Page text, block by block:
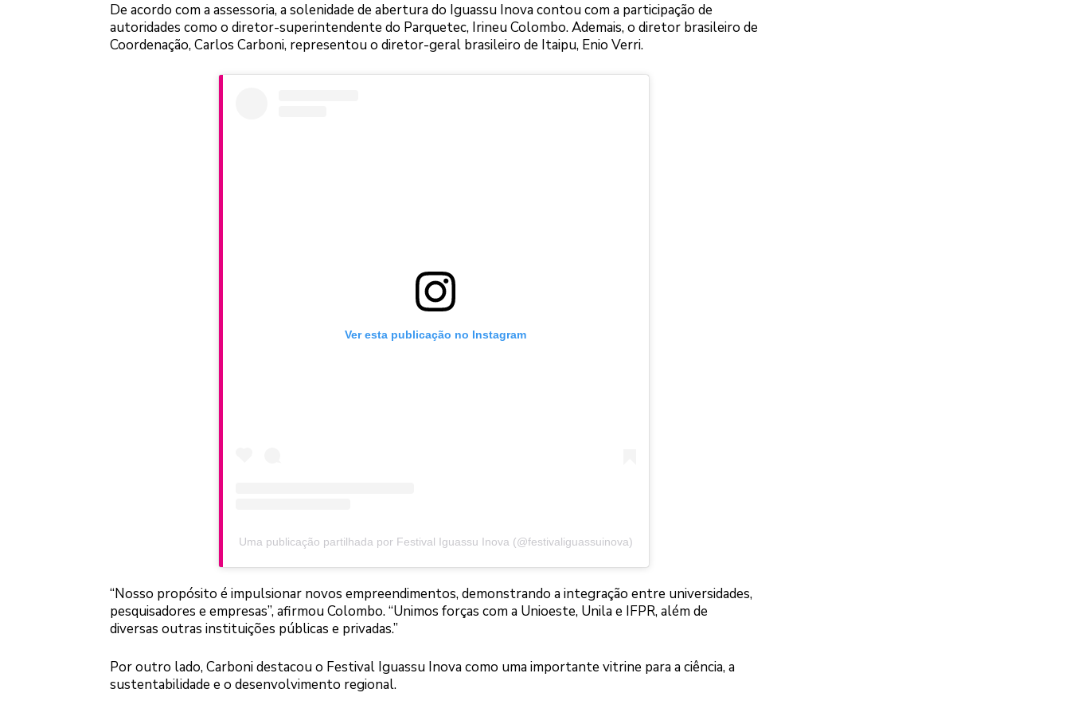
De acordo com a assessoria, a solenidade de abertura do Iguassu Inova contou com a participação de
autoridades como o diretor-superintendente do Parquetec, Irineu Colombo. Ademais, o diretor brasileiro de
Coordenação, Carlos Carboni, representou o diretor-geral brasileiro de Itaipu, Enio Verri.
Ver esta publicação no Instagram
Uma publicação partilhada por Festival Iguassu Inova (@festivaliguassuinova)
“Nosso propósito é impulsionar novos empreendimentos, demonstrando a integração entre universidades,
pesquisadores e empresas”, afirmou Colombo. “Unimos forças com a Unioeste, Unila e IFPR, além de
diversas outras instituições públicas e privadas.”
Por outro lado, Carboni destacou o Festival Iguassu Inova como uma importante vitrine para a ciência, a
sustentabilidade e o desenvolvimento regional.